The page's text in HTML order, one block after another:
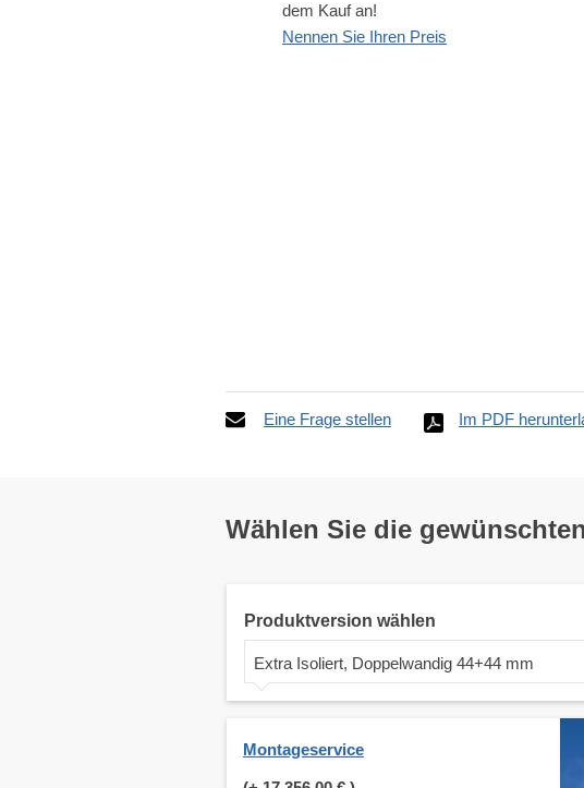
dem Kauf an!
Nennen Sie Ihren Preis
Eine Frage stellen Im PDF
Wählen Sie die
Produktversion wählen
Extra Isoliert, Doppelwandig 44+44 mm
Montageservice